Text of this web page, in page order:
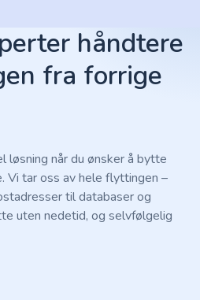
håndtere
fra forrige
løsning når du ønsker å bytte
Vi tar oss av hele flyttingen –
til databaser og
uten nedetid, og selvfølgelig